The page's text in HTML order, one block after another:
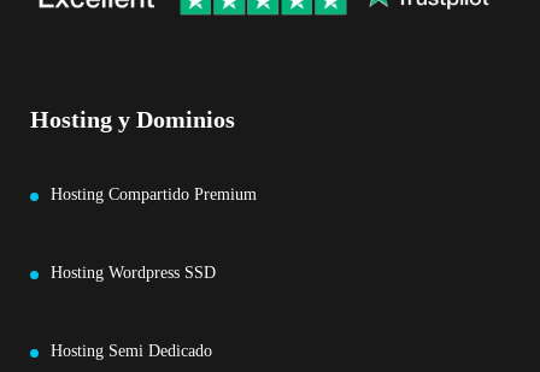
Hosting y Dominios
Hosting Compartido Premium
Hosting Wordpress SSD
Hosting Semi Dedicado